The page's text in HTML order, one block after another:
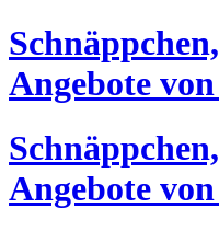
Angebote
Angebote